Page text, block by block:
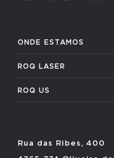
ONDE ESTAMOS
ROQ LASER
ROQ US
Rua das Ribes, 400